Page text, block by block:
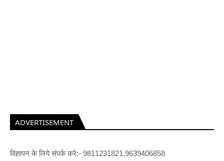
ADVERTISEMENT
विज्ञापन के लिये संपर्क करे:- 9811231821,9639406858